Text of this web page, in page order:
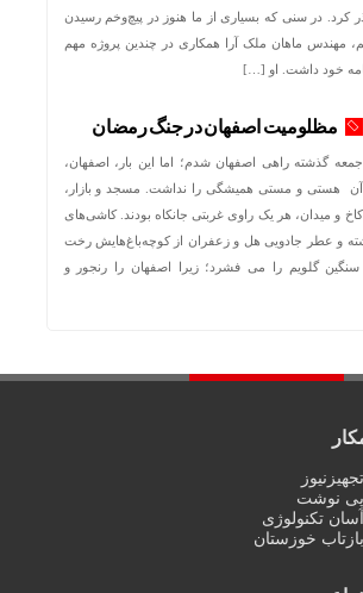
کرد. در سنی که بسیاری از ما هنوز در پیچ‌وخم رسیدن
مهندس ماهان ملک آرا همکاری در چندین پروژه مهم
خود داشت. او […]
مظلومیت اصفهان در جنگ رمضان
جمعه گذشته راهی اصفهان شدم؛ اما این بار، اصفهان،
آن هستی و مستی همیشگی را نداشت. مسجد و بازار،
کاخ و میدان، هر یک راوی غربتی جانکاه بودند. کاشی‌های
و عطر جادویی هل و زعفران از کوچه‌باغ‌هایش رخت
گلویم را می فشرد؛ زیرا اصفهان را رنجور و
پی نوشت
تکنولوژی
خوزستان